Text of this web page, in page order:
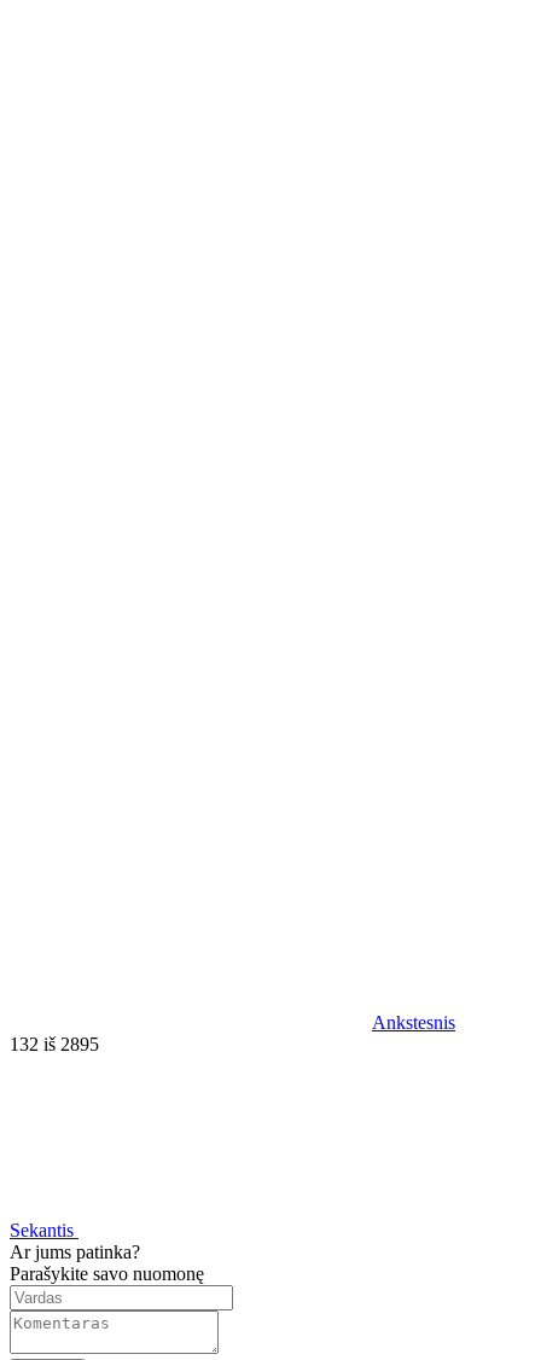
Ankstesnis
132 iš 2895
Sekantis
Ar jums patinka?
Parašykite savo nuomonę